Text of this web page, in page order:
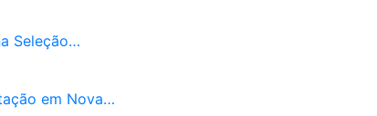
Seleção…
em Nova…